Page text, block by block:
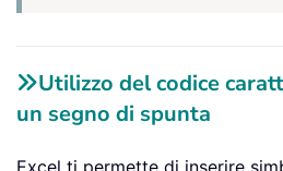
Utilizzo del codice
un segno di spunta